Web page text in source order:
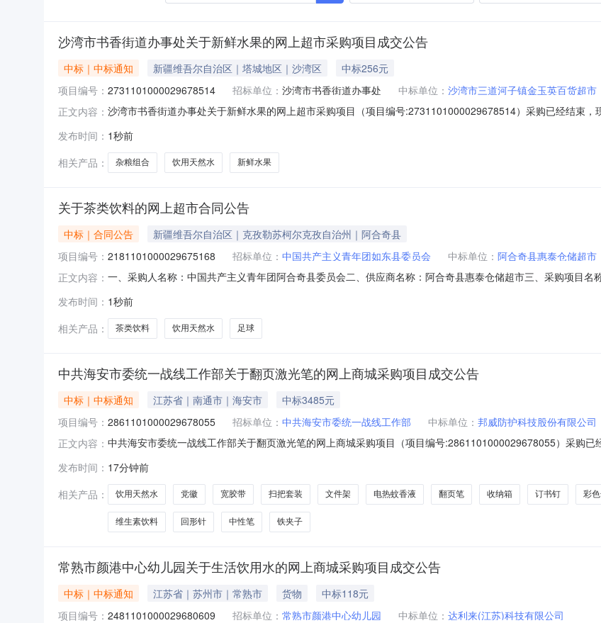
沙湾市书香街道办事处关于新鲜水果的网上超市采购项目成交公告
中标｜中标通知 新疆维吾尔自治区｜塔城地区｜沙湾区
中标256元
项目编号： 2731101000029678514 招标单位： 沙湾市书香街道办事处 中标单位： 沙湾市三道河子镇金玉英百货超市
正文内容： 沙湾市书香街道办事处关于新鲜水果的网上超市采购项目（项目编号:2731101000029678514）采购已经结束
划编码:654223项目所在行政区划名称:新疆维吾尔自治区塔城地区沙湾市报价起止时间:-二、采购单位信息采购
发布时间： 1秒前
相关产品：
杂粮组合 饮用天然水 新鲜水果
关于茶类饮料的网上超市合同公告
中标｜合同公告
新疆维吾尔自治区｜克孜勒苏柯尔克孜自治州｜阿合奇县
项目编号： 2181101000029675168 招标单位： 中国共产主义青年团如东县委员会 中标单位： 阿合奇县惠泰仓储超市
正文内容： 一、采购人名称：中国共产主义青年团阿合奇县委员会二、供应商名称：阿合奇县惠泰仓储超市三、采购项目
300ml*10瓶新疆特产礼盒0脂健康整箱饮品疆果乐沙棘果汁300ml*20瓶疆果果沙棘果汁箱8.00806402安格耐特
发布时间： 1秒前
相关产品：
茶类饮料 饮用天然水 足球
中共海安市委统一战线工作部关于翻页激光笔的网上商城采购项目成交公告
中标｜中标通知 江苏省｜南通市｜海安市
中标3485元
项目编号： 2861101000029678055 招标单位： 中共海安市委统一战线工作部 中标单位： 邦威防护科技股份有限公司
正文内容： 中共海安市委统一战线工作部关于翻页激光笔的网上商城采购项目（项目编号:2861101000029678055）采购已
市委统一战线工作部关于翻页激光笔的网上商城采购项目项目编号:2861101000029678055项目联系人:中共海
码:320685项目所在行政区划名称:海安市报价起止时间:-二、采购单位信息采购单位名称:中共海安市委统一战线
发布时间： 17分钟前
相关产品：
饮用天然水 党徽 宽胶带 扫把套装 文件架 电热蚊香液 翻页笔 收纳箱 订书钉 彩
维生素饮料 回形针 中性笔 铁夹子
常熟市颜港中心幼儿园关于生活饮用水的网上商城采购项目成交公告
中标｜中标通知 江苏省｜苏州市｜常熟市 货物
中标118元
项目编号： 2481101000029680609 招标单位： 常熟市颜港中心幼儿园 中标单位： 达利来(江苏)科技有限公司